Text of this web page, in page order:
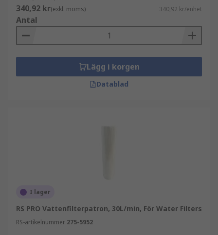
340,92 kr(exkl. moms) 340,92 kr/enhet
Antal
Lägg i korgen
Datablad
I lager
RS PRO Vattenfilterpatron, 30L/min, För Water Filters
RS-artikelnummer 275-5952